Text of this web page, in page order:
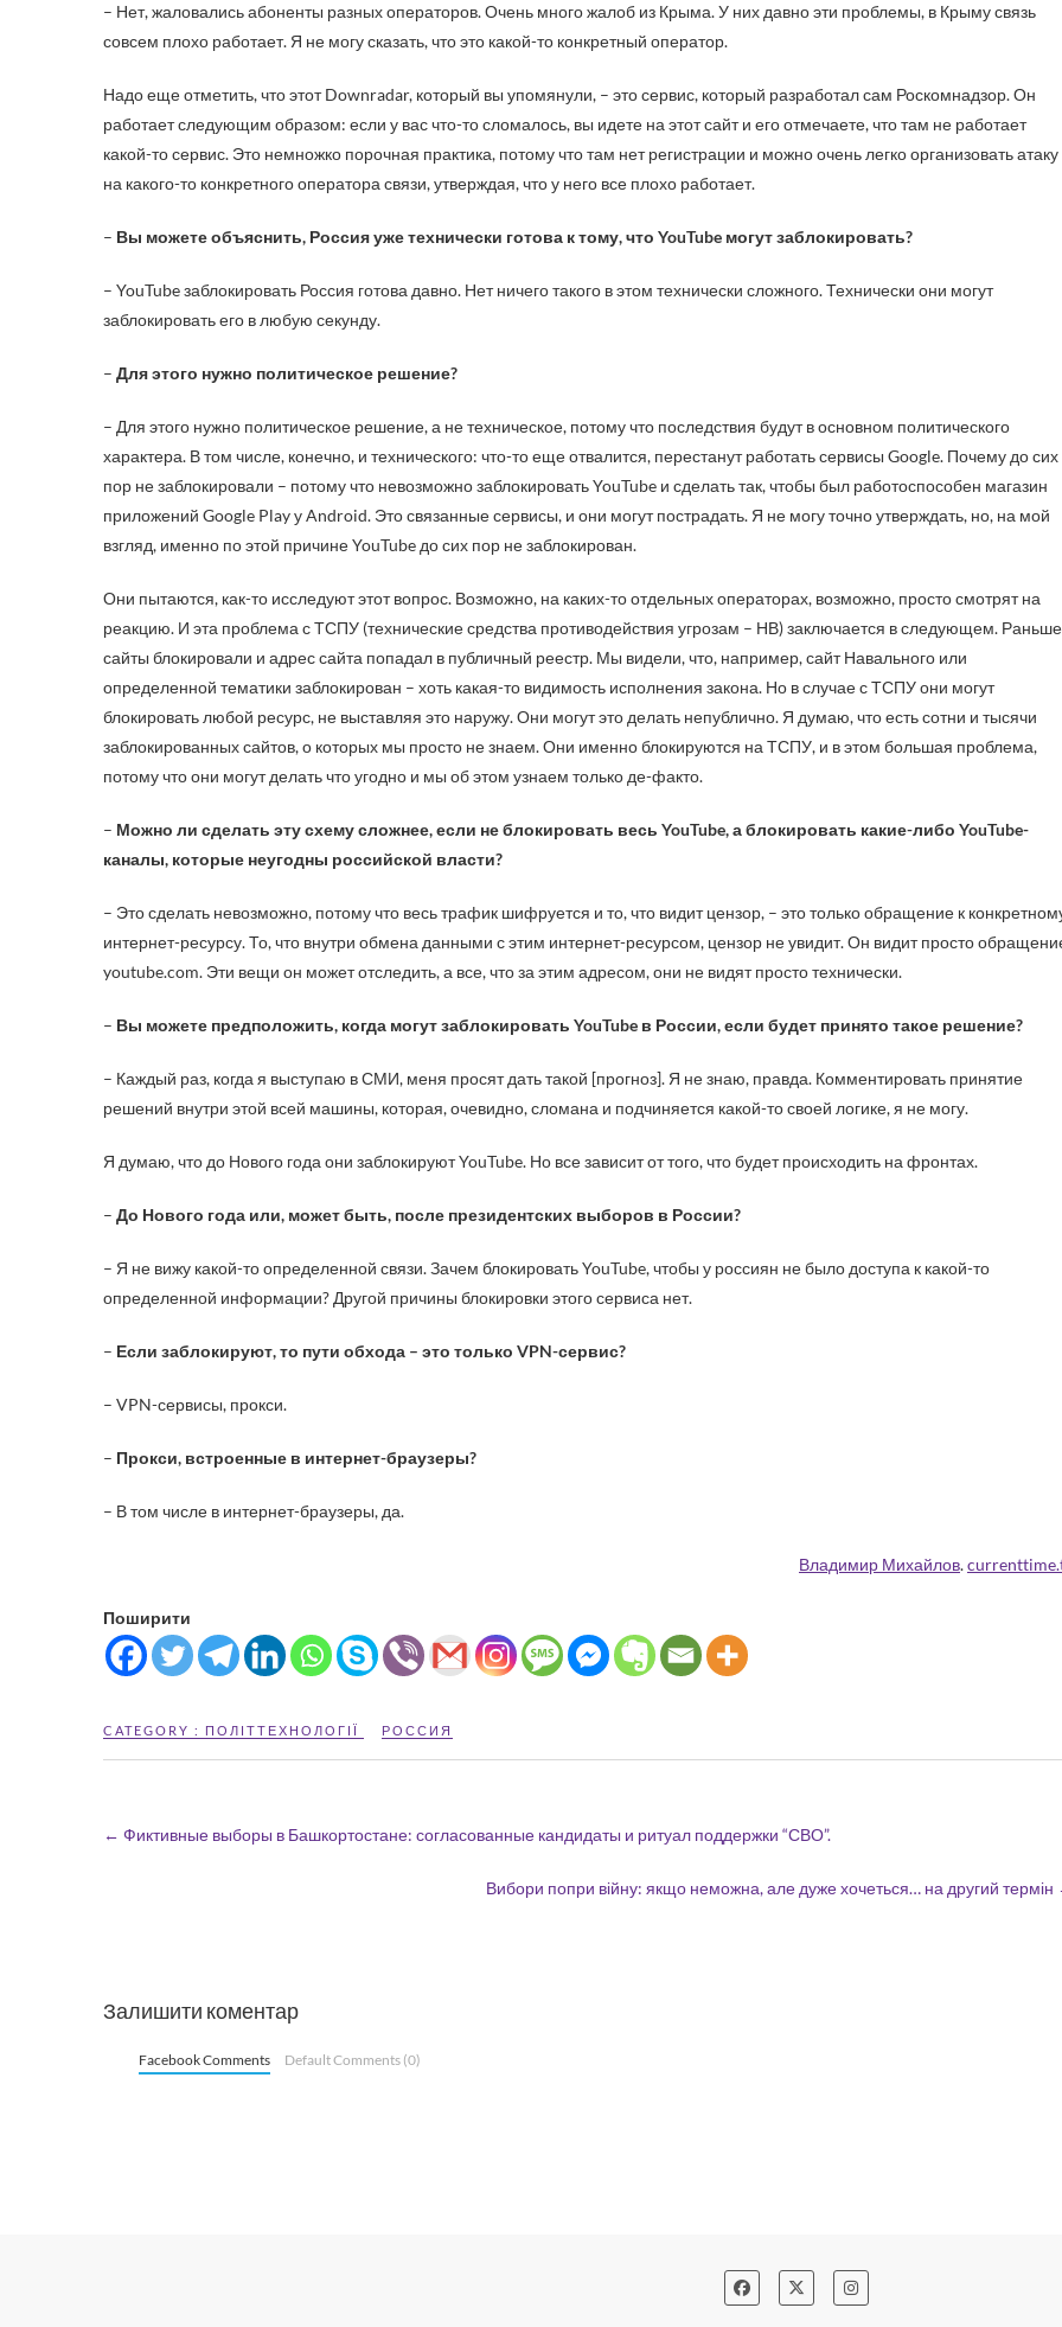
– Нет, жаловались абоненты разных операторов. Очень много жалоб из Крыма. У них давно эти проблемы, в Крыму связь
совсем плохо работает. Я не могу сказать, что это какой-то конкретный оператор.
Надо еще отметить, что этот Downradar, который вы упомянули, – это сервис, который разработал сам Роскомнадзор. Он
работает следующим образом: если у вас что-то сломалось, вы идете на этот сайт и его отмечаете, что там не работает
какой-то сервис. Это немножко порочная практика, потому что там нет регистрации и можно очень легко организовать атаку
на какого-то конкретного оператора связи, утверждая, что у него все плохо работает.
– Вы можете объяснить, Россия уже технически готова к тому, что YouTube могут заблокировать?
– YouTube заблокировать Россия готова давно. Нет ничего такого в этом технически сложного. Технически они могут
заблокировать его в любую секунду.
– Для этого нужно политическое решение?
– Для этого нужно политическое решение, а не техническое, потому что последствия будут в основном политического
характера. В том числе, конечно, и технического: что-то еще отвалится, перестанут работать сервисы Google. Почему до сих
пор не заблокировали – потому что невозможно заблокировать YouTube и сделать так, чтобы был работоспособен магазин
приложений Google Play у Android. Это связанные сервисы, и они могут пострадать. Я не могу точно утверждать, но, на мой
взгляд, именно по этой причине YouTube до сих пор не заблокирован.
Они пытаются, как-то исследуют этот вопрос. Возможно, на каких-то отдельных операторах, возможно, просто смотрят на
реакцию. И эта проблема с ТСПУ (технические средства противодействия угрозам – НВ) заключается в следующем. Раньше
сайты блокировали и адрес сайта попадал в публичный реестр. Мы видели, что, например, сайт Навального или
определенной тематики заблокирован – хоть какая-то видимость исполнения закона. Но в случае с ТСПУ они могут
блокировать любой ресурс, не выставляя это наружу. Они могут это делать непублично. Я думаю, что есть сотни и тысячи
заблокированных сайтов, о которых мы просто не знаем. Они именно блокируются на ТСПУ, и в этом большая проблема,
потому что они могут делать что угодно и мы об этом узнаем только де-факто.
– Можно ли сделать эту схему сложнее, если не блокировать весь YouTube, а блокировать какие-либо YouTube-
каналы, которые неугодны российской власти?
– Это сделать невозможно, потому что весь трафик шифруется и то, что видит цензор, – это только обращение к
интернет-ресурсу. То, что внутри обмена данными с этим интернет-ресурсом, цензор не увидит. Он видит просто
youtube.com. Эти вещи он может отследить, а все, что за этим адресом, они не видят просто технически.
– Вы можете предположить, когда могут заблокировать YouTube в России, если будет принято такое решение?
– Каждый раз, когда я выступаю в СМИ, меня просят дать такой [прогноз]. Я не знаю, правда. Комментировать принятие
решений внутри этой всей машины, которая, очевидно, сломана и подчиняется какой-то своей логике, я не могу.
Я думаю, что до Нового года они заблокируют YouTube. Но все зависит от того, что будет происходить на фронтах.
– До Нового года или, может быть, после президентских выборов в России?
– Я не вижу какой-то определенной связи. Зачем блокировать YouTube, чтобы у россиян не было доступа к какой-то
определенной информации? Другой причины блокировки этого сервиса нет.
– Если заблокируют, то пути обхода – это только VPN-сервис?
– VPN-сервисы, прокси.
– Прокси, встроенные в интернет-браузеры?
– В том числе в интернет-браузеры, да.
Владимир Михайлов.
Поширити
CATEGORY : ПОЛІТТЕХНОЛОГІЇ РОССИЯ
← Фиктивные выборы в Башкортостане: согласованные кандидаты и ритуал поддержки “СВО”.
Вибори попри війну: якщо неможна, але дуже хочеться… на другий термін
Залишити коментар
Facebook Comments Default Comments (0)